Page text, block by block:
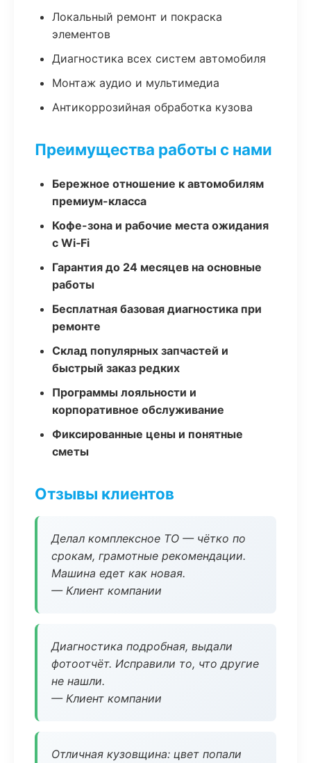
Локальный ремонт и покраска
элементов
Диагностика всех систем автомобиля
Монтаж аудио и мультимедиа
Антикоррозийная обработка кузова
Преимущества работы с нами
Бережное отношение к автомобилям
премиум-класса
Кофе-зона и рабочие места ожидания
с Wi‑Fi
Гарантия до 24 месяцев на основные
работы
Бесплатная базовая диагностика при
ремонте
Склад популярных запчастей и
быстрый заказ редких
Программы лояльности и
корпоративное обслуживание
Фиксированные цены и понятные
сметы
Отзывы клиентов
Делал комплексное ТО — чётко по
срокам, грамотные рекомендации.
Машина едет как новая.
— Клиент компании
Диагностика подробная, выдали
фотоотчёт. Исправили то, что другие
не нашли.
— Клиент компании
Отличная кузовщина: цвет попали